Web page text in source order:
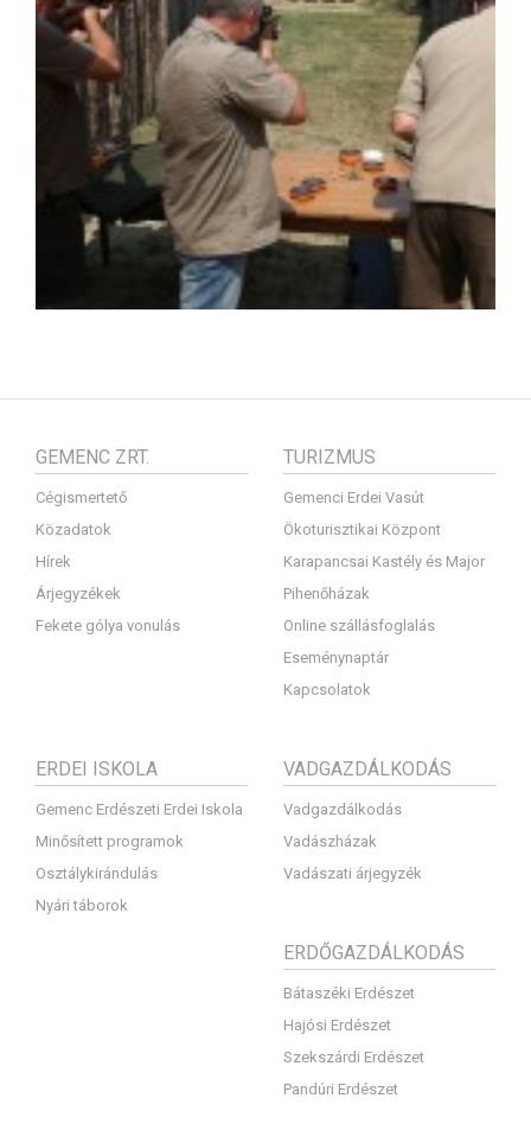
GEMENC ZRT.
Cégismertető
Közadatok
Hírek
Árjegyzékek
Fekete gólya vonulás
TURIZMUS
Gemenci Erdei Vasút
Ökoturisztikai Központ
Karapancsai Kastély és Major
Pihenőházak
Online szállásfoglalás
Eseménynaptár
Kapcsolatok
ERDEI ISKOLA
Gemenc Erdészeti Erdei Iskola
Minősített programok
Osztálykirándulás
Nyári táborok
VADGAZDÁLKODÁS
Vadgazdálkodás
Vadászházak
Vadászati árjegyzék
ERDŐGAZDÁLKODÁS
Bátaszéki Erdészet
Hajósi Erdészet
Szekszárdi Erdészet
Pandúri Erdészet